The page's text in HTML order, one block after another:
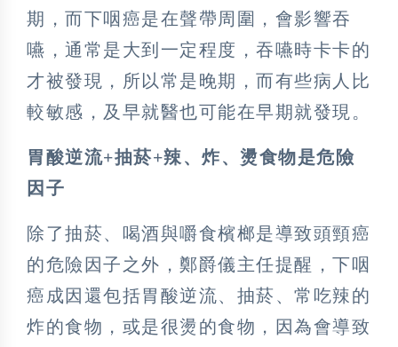
期，而下咽癌是在聲帶周圍，會影響吞
嚥，通常是大到一定程度，吞嚥時卡卡的
才被發現，所以常是晚期，而有些病人比
較敏感，及早就醫也可能在早期就發現。
胃酸逆流+抽菸+辣、炸、燙食物是危險
因子
除了抽菸、喝酒與嚼食檳榔是導致頭頸癌
的危險因子之外，鄭爵儀主任提醒，下咽
癌成因還包括胃酸逆流、抽菸、常吃辣的
炸的食物，或是很燙的食物，因為會導致